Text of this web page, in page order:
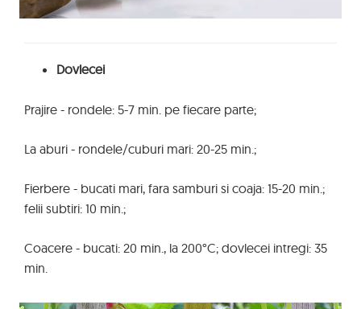
Dovlecei
Prajire - rondele: 5-7 min. pe fiecare parte;
La aburi - rondele/cuburi mari: 20-25 min.;
Fierbere - bucati mari, fara samburi si coaja: 15-20 min.;
felii subtiri: 10 min.;
Coacere - bucati: 20 min., la 200°C; dovlecei intregi: 35
min.